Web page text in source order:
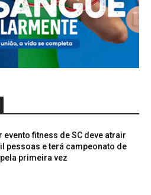
evento fitness de SC deve atrair
pessoas e terá campeonato de
pela primeira vez